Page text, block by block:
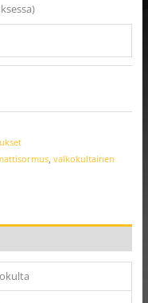
, valkokultainen